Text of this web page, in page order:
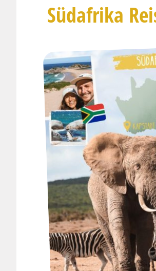
Südafrika